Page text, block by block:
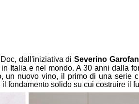
dall'iniziativa diSeverino
Italia e nel mondo. A 30 anni dalla
un nuovo vino, il primo di una serie
fondamento solido su cui costruire il